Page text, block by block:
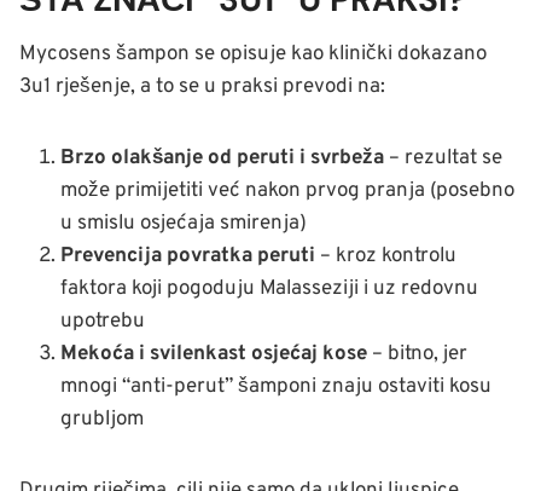
Mycosens šampon se opisuje kao klinički dokazano
3u1 rješenje, a to se u praksi prevodi na:
Brzo olakšanje od peruti i svrbeža – rezultat se
može primijetiti već nakon prvog pranja (posebno
u smislu osjećaja smirenja)
Prevencija povratka peruti – kroz kontrolu
faktora koji pogoduju Malasseziji i uz redovnu
upotrebu
Mekoća i svilenkast osjećaj kose – bitno, jer
mnogi “anti-perut” šamponi znaju ostaviti kosu
grubljom